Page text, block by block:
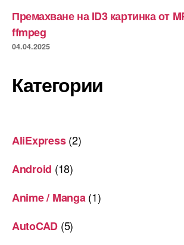
Премахване на ID3 картинка от
ffmpeg
04.04.2025
Категории
AliExpress(2)
Android (18)
Anime / Manga (1)
AutoCAD (5)